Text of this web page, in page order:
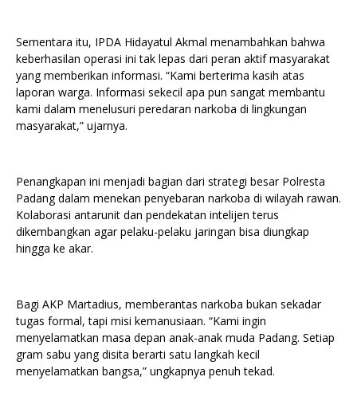
Sementara itu, IPDA Hidayatul Akmal menambahkan bahwa
keberhasilan operasi ini tak lepas dari peran aktif masyarakat
yang memberikan informasi. “Kami berterima kasih atas
laporan warga. Informasi sekecil apa pun sangat membantu
kami dalam menelusuri peredaran narkoba di lingkungan
masyarakat,” ujarnya.
Penangkapan ini menjadi bagian dari strategi besar Polresta
Padang dalam menekan penyebaran narkoba di wilayah rawan.
Kolaborasi antarunit dan pendekatan intelijen terus
dikembangkan agar pelaku-pelaku jaringan bisa diungkap
hingga ke akar.
Bagi AKP Martadius, memberantas narkoba bukan sekadar
tugas formal, tapi misi kemanusiaan. “Kami ingin
menyelamatkan masa depan anak-anak muda Padang. Setiap
gram sabu yang disita berarti satu langkah kecil
menyelamatkan bangsa,” ungkapnya penuh tekad.